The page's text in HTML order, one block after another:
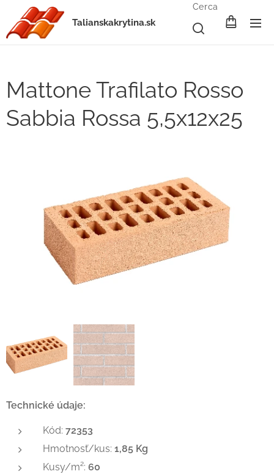
Talianskakrytina.sk
Cerca
Mattone Trafilato Rosso
Sabbia Rossa 5,5x12x25
Technické údaje:
Kód: 72353
Hmotnosť/kus: 1,85 Kg
Kusy/m²: 60